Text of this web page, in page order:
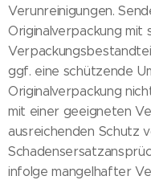
Verunreinigungen.
Originalverpackung mit
ggf. eine schützende
Originalverpackung
mit einer geeigneten
ausreichenden Schutz
infolge mangelhafter